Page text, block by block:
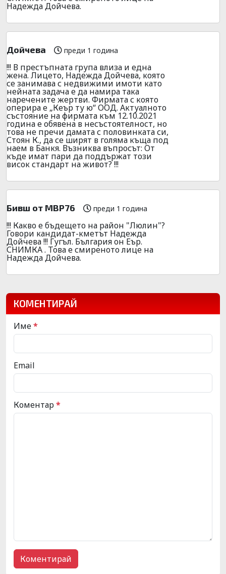
Надежда Дойчева.
Дойчева преди 1 година
!!! В престъпната група влиза и една
жена. Лицето, Надежда Дойчева, която
се занимава с недвижими имоти като
нейната задача е да намира така
наречените жертви. Фирмата с която
оперира е „Кеър ту ю“ ООД. Актуалното
състояние на фирмата към 12.10.2021
година е обявена в несъстоятелност, но
това не пречи дамата с половинката си,
Стоян К., да се ширят в голяма къща под
наем в Банкя. Възниква въпросът: От
къде имат пари да поддържат този
висок стандарт на живот? !!!
Бивш от МВР76 преди 1 година
!!! Какво е бъдещето на район "Люлин"?
Говори кандидат-кметът Надежда
Дойчева !!! Гугъл. България он Еър.
СНИМКА . Това е смиреното лице на
Надежда Дойчева.
КОМЕНТИРАЙ
Име*
Email
Коментар*